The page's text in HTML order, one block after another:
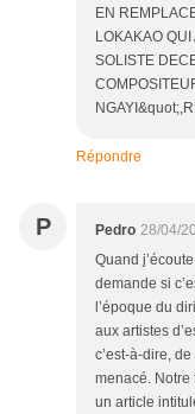
EN
LOKAKAO
SOLISTE
Répondre
P Pedro 28/04/
Quand
demande si
l’époque du
aux artistes
c’est-à-dire,
menacé. Notre
un article